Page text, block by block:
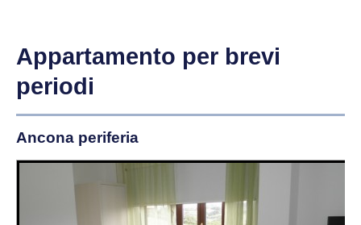
Appartamento per brevi
periodi
Ancona periferia